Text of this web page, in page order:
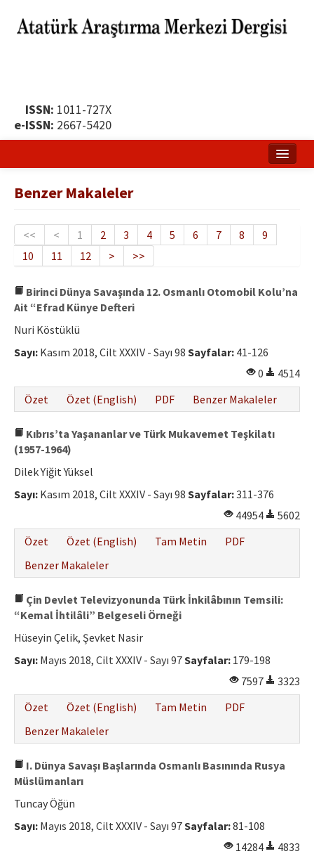
ISSN: 1011-727X
e-ISSN: 2667-5420
Yayın Politikası
Dergi Kurulları
Yayın İlkeleri
Yazar Rehberi
İletişim
Benzer Makaleler
<< < 1 2 3 4 5 6 7 8
9
10
11 12 > >>
Birinci Dünya Savaşında 12. Osmanlı Otomobil Kolu’na
Ait “Efrad Künye Defteri
Nuri Köstüklü
Sayı: Kasım 2018, Cilt XXXIV - Sayı 98 Sayfalar: 41-126
0
4514
Özet
Özet (English) PDF Benzer Makaleler
Kıbrıs’ta Yaşananlar ve Türk Mukavemet Teşkilatı
(1957-1964)
Dilek Yiğit Yüksel
Sayı: Kasım 2018, Cilt XXXIV - Sayı 98 Sayfalar:311-376
44954
5602
Özet
Özet (English) Tam Metin
PDF
Benzer Makaleler
Çin Devlet Televizyonunda Türk İnkilâbının Temsili:
“Kemal İhtilâli” Belgeseli Örneği
Hüseyin Çelik, Şevket Nasir
Sayı: Mayıs 2018, Cilt XXXIV - Sayı 97Sayfalar: 179-198
7597
3323
Özet
Özet (English) Tam Metin
PDF
Benzer Makaleler
I. Dünya Savaşı Başlarında Osmanlı Basınında Rusya
Müslümanları
Tuncay Öğün
Sayı: Mayıs 2018, Cilt XXXIV - Sayı 97Sayfalar:81-108
14284
4833